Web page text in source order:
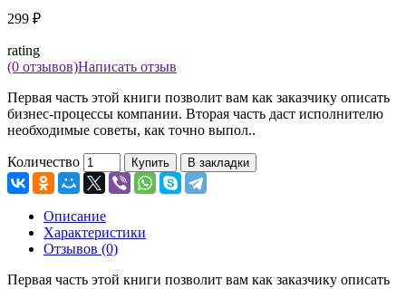
299 ₽
rating
(0 отзывов)Написать отзыв
Первая часть этой книги позволит вам как заказчику описать
бизнес-процессы компании. Вторая часть даст исполнителю
необходимые советы, как точно выпол..
Количество Купить В закладки
Описание
Характеристики
Отзывов (0)
Первая часть этой книги позволит вам как заказчику описать